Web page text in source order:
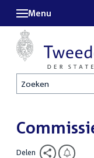
Zoeken
Menu
Delen